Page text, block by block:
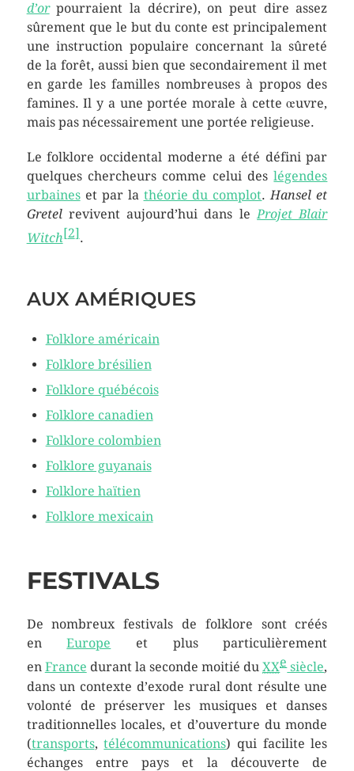
d’orpourraient la décrire), on peut dire assez
sûrement que le but du conte est principalement
une instruction populaire concernant la sûreté
de la forêt, aussi bien que secondairement il met
en garde les familles nombreuses à propos des
famines. Il y a une portée morale à cette œuvre,
mais pas nécessairement une portée religieuse.
Le folklore occidental moderne a été défini par
quelques chercheurs comme celui deslégendes
urbaineset par la théorie du complot.Hansel et
Gretelrevivent aujourd’hui dans leProjet Blair
Witch[2].
AUX AMÉRIQUES
Folklore américain
Folklore brésilien
Folklore québécois
Folklore canadien
Folklore colombien
Folklore guyanais
Folklore haïtien
Folklore mexicain
FESTIVALS
De nombreux festivals de folklore sont créés
enEurope et plus particulièrement
en France durant la seconde moitié duXXesiècle,
dans un contexte d’exode rural dont résulte une
volonté de préserver les musiques et danses
traditionnelles locales, et d’ouverture du monde
(transports,télécommunications) qui facilite les
échanges entre pays et la découverte de